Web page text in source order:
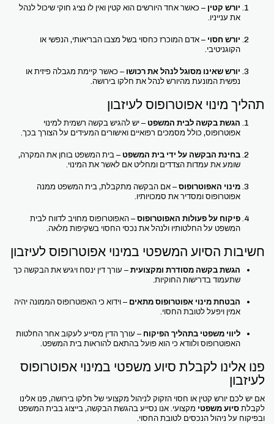
יורש קטין – כאשר אחד היורשים הוא קטין ואין לו נציג חוקי שיכול לנהל
את ענייניו.
יורש חסוי – אדם המוכרז כחסוי בשל מצבו הבריאותי, הנפשי או
הקוגניטיבי.
יורש שאינו מסוגל לנהל את רכושו – כאשר קיימת מגבלה פיזית או
נפשית המונעת מהיורש לנהל את חלקו בירושה.
תהליך מינוי אפוטרופוס לעיזבון
הגשת בקשה לבית המשפט – יש להגיש בקשה רשמית למינוי
אפוטרופוס, כולל מסמכים רפואיים ואישורים המעידים על הצורך בכך.
בחינת הבקשה על ידי בית המשפט – בית המשפט בוחן את המקרה,
שומע את עמדות הצדדים ומחליט אם לאשר את המינוי.
מינוי האפוטרופוס– אם הבקשה מתקבלת, בית המשפט ממנה
אפוטרופוס ומסדיר את סמכויותיו.
פיקוח על פעולות האפוטרופוס– האפוטרופוס מחויב לדווח לבית
המשפט על החלטותיו ולנהל את נכסי החסוי בשקיפות מלאה.
חשיבות הסיוע המשפטי במינוי אפוטרופוס לעיזבון
הגשת בקשה מסודרת ומקצועית– עורך דין ינסח ויגיש את הבקשה כך
שתעמוד בדרישות החוקיות.
הבטחת מינוי אפוטרופוס מתאים – וידוא כי האפוטרופוס הממונה יהיה
אמין ויפעל לטובת החסוי.
ליווי משפטי בתהליך הפיקוח – עורך הדין מסייע לעקוב אחר החלטות
האפוטרופוס ולוודא כי הוא פועל בהתאם להוראות בית המשפט.
פנו אלינו לקבלת סיוע משפטי במינוי אפוטרופוס
לעיזבון
אם יש לכם יורש קטין או חסוי הזקוק לניהול מקצועי של חלקו בירושה, פנו אלינו
לקבלתסיוע משפטי מקצועי. אנו נסייע בהגשת הבקשה, בייצוג בבית המשפט
ובפיקוח על ניהול הנכסים לטובת החסוי.